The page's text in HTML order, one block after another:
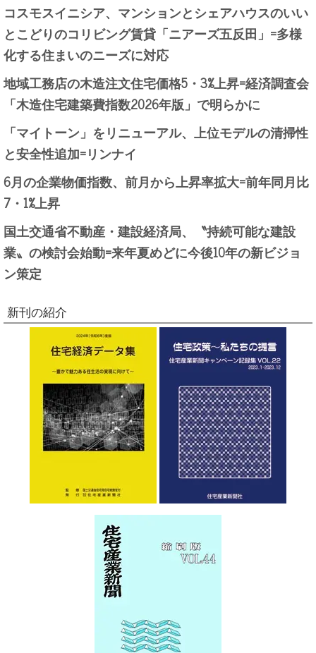
コスモスイニシア、マンションとシェアハウスのいい
とこどりのコリビング賃貸「ニアーズ五反田」=多様
化する住まいのニーズに対応
地域工務店の木造注文住宅価格5・3%上昇=経済調査会
「木造住宅建築費指数2026年版」で明らかに
「マイトーン」をリニューアル、上位モデルの清掃性
と安全性追加=リンナイ
6月の企業物価指数、前月から上昇率拡大=前年同月比
7・1%上昇
国土交通省不動産・建設経済局、〝持続可能な建設
業〟の検討会始動=来年夏めどに今後10年の新ビジョ
ン策定
新刊の紹介